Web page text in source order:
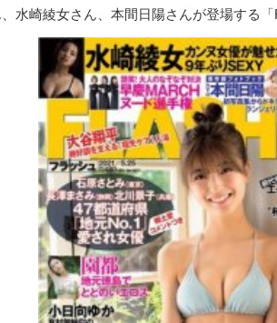
水崎綾女さん、本間日陽さんが登場する